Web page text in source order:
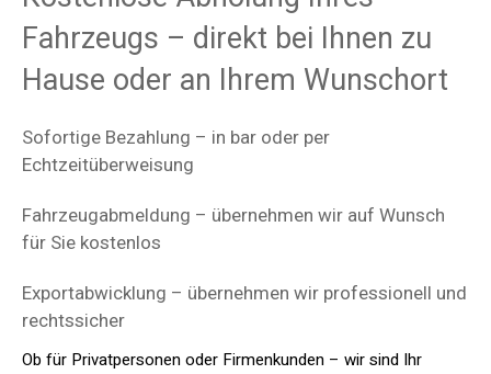
Fahrzeugs – direkt bei Ihnen zu
Hause oder an Ihrem Wunschort
Sofortige Bezahlung – in bar oder per
Echtzeitüberweisung
Fahrzeugabmeldung – übernehmen wir auf Wunsch
für Sie kostenlos
Exportabwicklung – übernehmen wir professionell und
rechtssicher
Ob für Privatpersonen oder Firmenkunden – wir sind Ihr